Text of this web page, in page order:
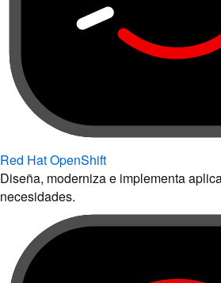
Red Hat OpenShift
Diseña, moderniza e implementa
necesidades.